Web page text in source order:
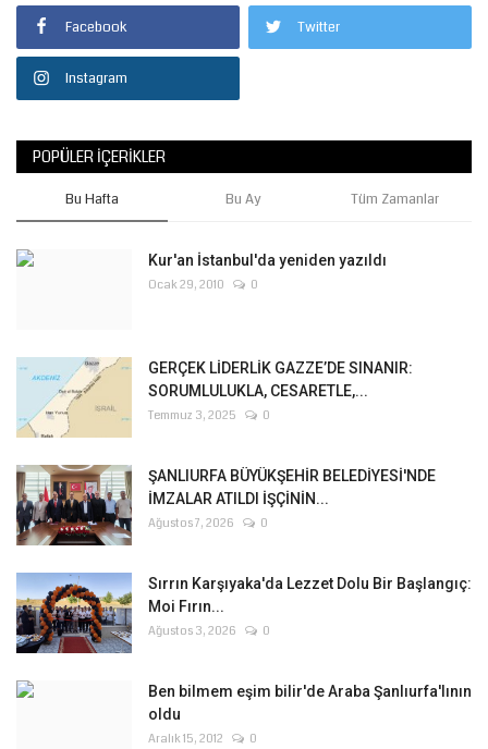
Facebook Twitter
Instagram
POPÜLER İÇERIKLER
Bu Hafta Bu Ay Tüm Zamanlar
Kur'an İstanbul'da yeniden yazıldı
Ocak 29, 2010 0
GERÇEK LİDERLİK GAZZE’DE SINANIR:
SORUMLULUKLA, CESARETLE,...
Temmuz 3, 2025 0
ŞANLIURFA BÜYÜKŞEHİR BELEDİYESİ'NDE
İMZALAR ATILDI İŞÇİNİN...
Ağustos 7, 2026 0
Sırrın Karşıyaka'da Lezzet Dolu Bir Başlangıç:
Moi Fırın...
Ağustos 3, 2026 0
Ben bilmem eşim bilir'de Araba Şanlıurfa'lının
oldu
Aralık 15, 2012 0